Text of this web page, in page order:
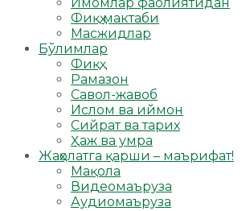
Имомлар фаолиятидан
Фиқҳ мактаби
Масжидлар
Бўлимлар
Фиқҳ
Рамазон
Савол-жавоб
Ислом ва иймон
Сийрат ва тарих
Ҳаж ва умра
Жаҳолатга қарши – маърифат!
Мақола
Видеомаъруза
Аудиомаъруза